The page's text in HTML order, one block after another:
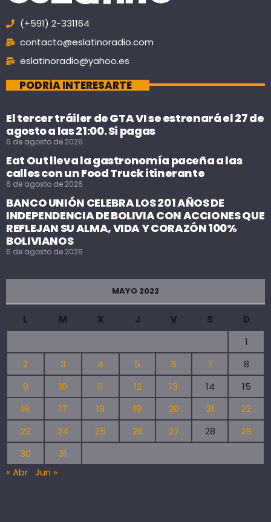
(+591) 2-331164
contacto@eslatinoradio.com
eslatinoradio@yahoo.es
PODRÍA INTERESARTE
El tercer tráiler de GTA VI se estrenará el 27 de
agosto a las 21:00. Si pagas
6 de agosto de 2026
Eat Out lleva la gastronomía paceña a las
calles con un Food Truck itinerante
6 de agosto de 2026
BANCO UNIÓN CELEBRA LOS 201 AÑOS DE
INDEPENDENCIA DE BOLIVIA CON ACCIONES QUE
REFLEJAN SU ALMA, VIDA Y CORAZÓN 100%
BOLIVIANOS
6 de agosto de 2026
MAYO 2022
L M X J V S
D
1
2
3 4 5 6 7
8
9
10 11 12 13 14
15
16
17 18 19 20 21
22
23
24 25 26 27 28
29
30
31
« Abr Jun »